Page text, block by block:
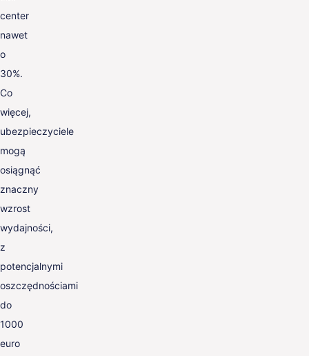
center
nawet
o
30%.
Co
więcej,
ubezpieczyciele
mogą
osiągnąć
znaczny
wzrost
wydajności,
z
potencjalnymi
oszczędnościami
do
1000
euro